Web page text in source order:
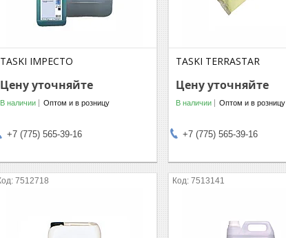
TASKI IMPECTO
Цену уточняйте
В наличии Оптом и в розницу
+7 (775) 565-39-16
TASKI TERRASTAR
Цену уточняйте
В наличии Оптом и в розницу
+7 (775) 565-39-16
7512718 7513141